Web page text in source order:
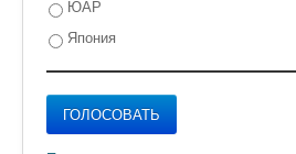
ЮАР
Япония